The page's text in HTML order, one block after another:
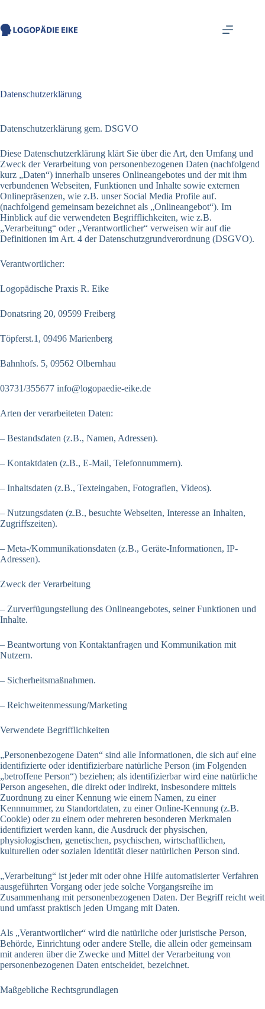
Datenschutzerklärung
Datenschutzerklärung gem. DSGVO
Diese Datenschutzerklärung klärt Sie über die Art, den Umfang und
Zweck der Verarbeitung von personenbezogenen Daten (nachfolgend
kurz „Daten“) innerhalb unseres Onlineangebotes und der mit ihm
verbundenen Webseiten, Funktionen und Inhalte sowie externen
Onlinepräsenzen, wie z.B. unser Social Media Profile auf.
(nachfolgend gemeinsam bezeichnet als „Onlineangebot“). Im
Hinblick auf die verwendeten Begrifflichkeiten, wie z.B.
„Verarbeitung“ oder „Verantwortlicher“ verweisen wir auf die
Definitionen im Art. 4 der Datenschutzgrundverordnung (DSGVO).
Verantwortlicher:
Logopädische Praxis R. Eike
Donatsring 20, 09599 Freiberg
Töpferst.1, 09496 Marienberg
Bahnhofs. 5, 09562 Olbernhau
03731/355677 info@logopaedie-eike.de
Arten der verarbeiteten Daten:
– Bestandsdaten (z.B., Namen, Adressen).
– Kontaktdaten (z.B., E-Mail, Telefonnummern).
– Inhaltsdaten (z.B., Texteingaben, Fotografien, Videos).
– Nutzungsdaten (z.B., besuchte Webseiten, Interesse an Inhalten,
Zugriffszeiten).
– Meta-/Kommunikationsdaten (z.B., Geräte-Informationen, IP-
Adressen).
Zweck der Verarbeitung
– Zurverfügungstellung des Onlineangebotes, seiner Funktionen und
Inhalte.
– Beantwortung von Kontaktanfragen und Kommunikation mit
Nutzern.
– Sicherheitsmaßnahmen.
– Reichweitenmessung/Marketing
Verwendete Begrifflichkeiten
„Personenbezogene Daten“ sind alle Informationen, die sich auf eine
identifizierte oder identifizierbare natürliche Person (im Folgenden
„betroffene Person“) beziehen; als identifizierbar wird eine natürliche
Person angesehen, die direkt oder indirekt, insbesondere mittels
Zuordnung zu einer Kennung wie einem Namen, zu einer
Kennnummer, zu Standortdaten, zu einer Online-Kennung (z.B.
Cookie) oder zu einem oder mehreren besonderen Merkmalen
identifiziert werden kann, die Ausdruck der physischen,
physiologischen, genetischen, psychischen, wirtschaftlichen,
kulturellen oder sozialen Identität dieser natürlichen Person sind.
„Verarbeitung“ ist jeder mit oder ohne Hilfe automatisierter Verfahren
ausgeführten Vorgang oder jede solche Vorgangsreihe im
Zusammenhang mit personenbezogenen Daten. Der Begriff reicht weit
und umfasst praktisch jeden Umgang mit Daten.
Als „Verantwortlicher“ wird die natürliche oder juristische Person,
Behörde, Einrichtung oder andere Stelle, die allein oder gemeinsam
mit anderen über die Zwecke und Mittel der Verarbeitung von
personenbezogenen Daten entscheidet, bezeichnet.
Maßgebliche Rechtsgrundlagen